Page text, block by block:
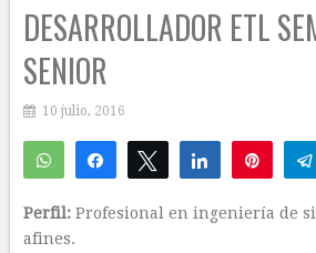
DESARROLLADOR ETL
SENIOR
10 julio, 2016
WhatsAppCompartirTwittear Compartir
Perfil: Profesional en ingeniería de
afines.